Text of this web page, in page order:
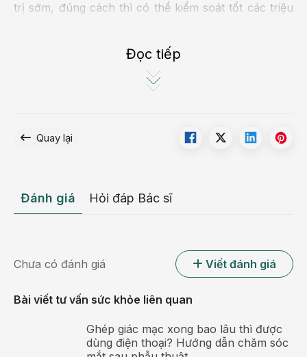
trị sớm, đúng cách thì có thể kiểm soát tốt các triệu
nhiều người quan tâm
có thể tự khỏi theo diễn biến tự nhiên. Gồm:
Bệnh nhân gặp triệu chứng bệnh khi còn nhỏ và
đến khi trưởng thành các triệu chứng này lại không
Đọc tiếp
Quay lại
Đánh giá Hỏi đáp Bác sĩ
Chưa có đánh giá Viết đánh giá
Bài viết tư vấn sức khỏe liên quan
Ghép giác mạc xong bao lâu thì được
dùng điện thoại? Hướng dẫn chăm sóc